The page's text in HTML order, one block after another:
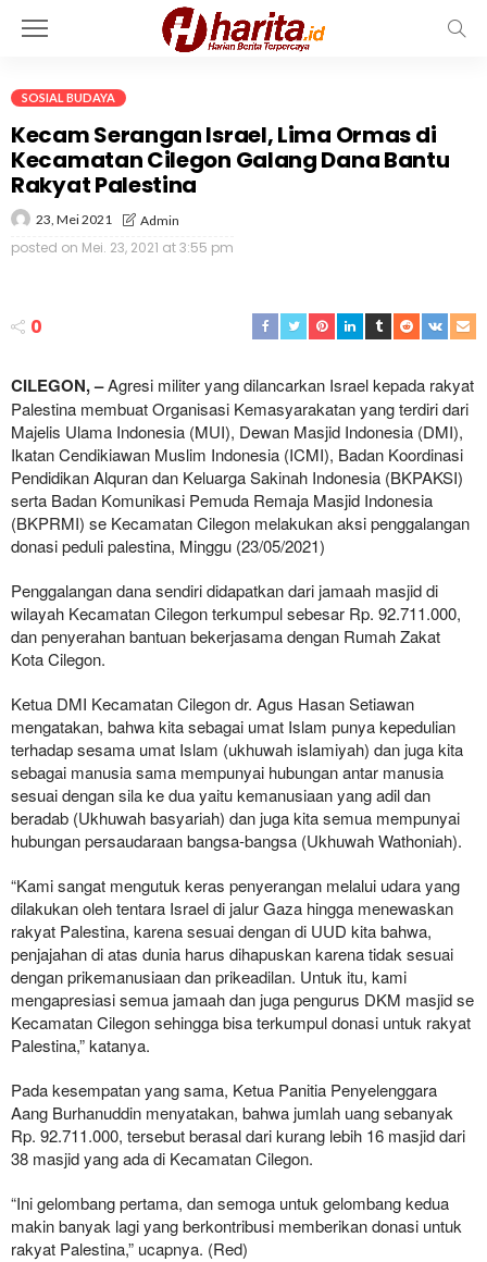
SOSIAL BUDAYA
Kecam Serangan Israel, Lima Ormas di
Kecamatan Cilegon Galang Dana Bantu
Rakyat Palestina
23, Mei 2021 Admin
posted on Mei. 23, 2021 at 3:55 pm
0
CILEGON, –Agresi militer yang dilancarkan Israel kepada rakyat
Palestina membuat Organisasi Kemasyarakatan yang terdiri dari
Majelis Ulama Indonesia (MUI), Dewan Masjid Indonesia (DMI),
Ikatan Cendikiawan Muslim Indonesia (ICMI), Badan Koordinasi
Pendidikan Alquran dan Keluarga Sakinah Indonesia (BKPAKSI)
serta Badan Komunikasi Pemuda Remaja Masjid Indonesia
(BKPRMI) se Kecamatan Cilegon melakukan aksi penggalangan
donasi peduli palestina, Minggu (23/05/2021)
Penggalangan dana sendiri didapatkan dari jamaah masjid di
wilayah Kecamatan Cilegon terkumpul sebesar Rp. 92.711.000,
dan penyerahan bantuan bekerjasama dengan Rumah Zakat
Kota Cilegon.
Ketua DMI Kecamatan Cilegon dr. Agus Hasan Setiawan
mengatakan, bahwa kita sebagai umat Islam punya kepedulian
terhadap sesama umat Islam (ukhuwah islamiyah) dan juga kita
sebagai manusia sama mempunyai hubungan antar manusia
sesuai dengan sila ke dua yaitu kemanusiaan yang adil dan
beradab (Ukhuwah basyariah) dan juga kita semua mempunyai
hubungan persaudaraan bangsa-bangsa (Ukhuwah Wathoniah).
“Kami sangat mengutuk keras penyerangan melalui udara yang
dilakukan oleh tentara Israel di jalur Gaza hingga menewaskan
rakyat Palestina, karena sesuai dengan di UUD kita bahwa,
penjajahan di atas dunia harus dihapuskan karena tidak sesuai
dengan prikemanusiaan dan prikeadilan. Untuk itu, kami
mengapresiasi semua jamaah dan juga pengurus DKM masjid se
Kecamatan Cilegon sehingga bisa terkumpul donasi untuk rakyat
Palestina,” katanya.
Pada kesempatan yang sama, Ketua Panitia Penyelenggara
Aang Burhanuddin menyatakan, bahwa jumlah uang sebanyak
Rp. 92.711.000, tersebut berasal dari kurang lebih 16 masjid dari
38 masjid yang ada di Kecamatan Cilegon.
“Ini gelombang pertama, dan semoga untuk gelombang kedua
makin banyak lagi yang berkontribusi memberikan donasi untuk
rakyat Palestina,” ucapnya. (Red)